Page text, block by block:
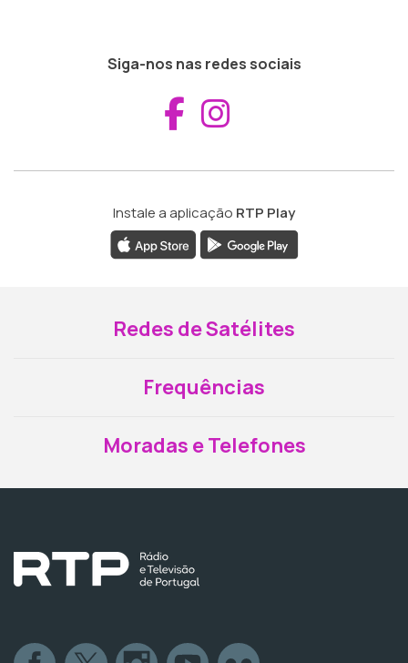
Siga-nos nas redes sociais
Aceder ao
Instale a aplicação RTP Play
Redes de Satélites
Frequências
Moradas e Telefones